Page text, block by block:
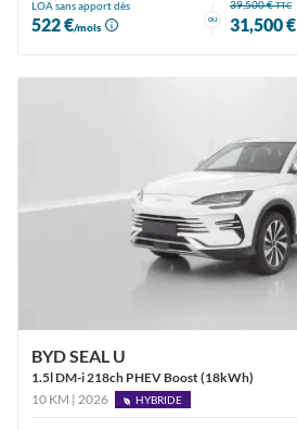
LOA sans apport dès
522 €/mois
ou
39,500 €TTC
31,500 €
BYD SEAL U
1.5l DM-i 218ch PHEV Boost (18kWh)
10 KM | 2026
HYBRIDE